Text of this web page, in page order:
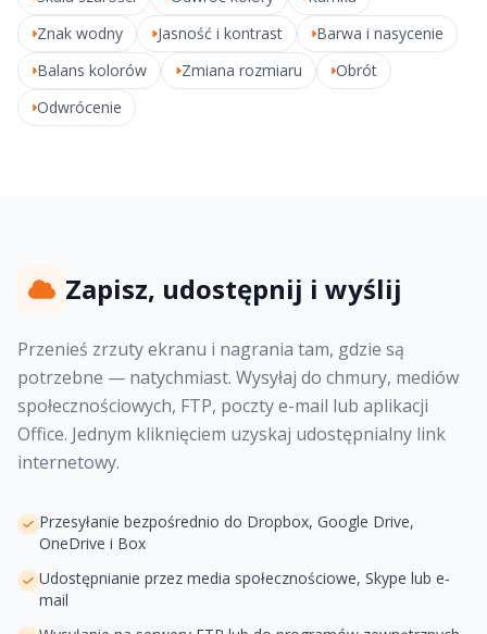
Znak wodny
Jasność i kontrast
Barwa i nasycenie
Balans kolorów
Zmiana rozmiaru
Obrót
Odwrócenie
Zapisz, udostępnij i wyślij
Przenieś zrzuty ekranu i nagrania tam, gdzie są
potrzebne — natychmiast. Wysyłaj do chmury, mediów
społecznościowych, FTP, poczty e-mail lub aplikacji
Office. Jednym kliknięciem uzyskaj udostępnialny link
internetowy.
Przesyłanie bezpośrednio do Dropbox, Google Drive,
OneDrive i Box
Udostępnianie przez media społecznościowe, Skype lub e-
mail